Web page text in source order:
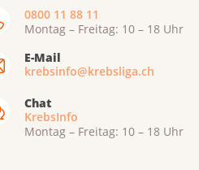
0800 11 88 11
Montag – Freitag: 10 – 18 Uhr
E-Mail
krebsinfo@krebsliga.ch
Chat
KrebsInfo
Montag – Freitag: 10 – 18 Uhr